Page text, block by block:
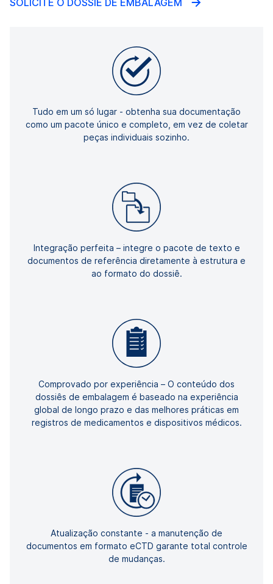
SOLICITE O DOSSIÊ DE EMBALAGEM
Tudo em um só lugar - obtenha sua documentação
como um pacote único e completo, em vez de coletar
peças individuais sozinho.
Integração perfeita – integre o pacote de texto e
documentos de referência diretamente à estrutura e
ao formato do dossiê.
Comprovado por experiência – O conteúdo dos
dossiês de embalagem é baseado na experiência
global de longo prazo e das melhores práticas em
registros de medicamentos e dispositivos médicos.
Atualização constante - a manutenção de
documentos em formato eCTD garante total controle
de mudanças.